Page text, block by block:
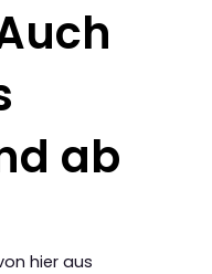
ab
hier aus